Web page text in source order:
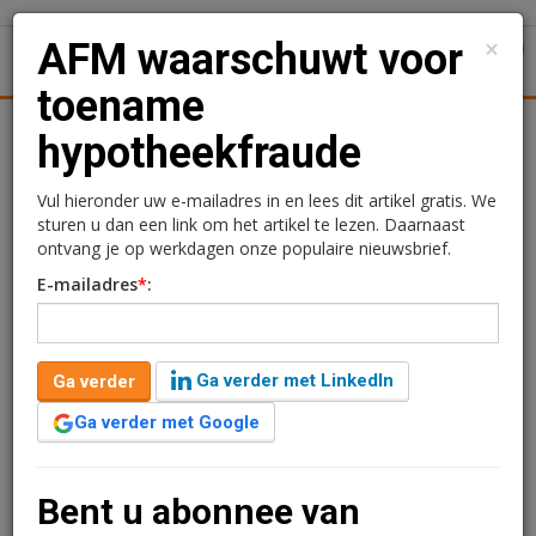
Nieuws Uitgelicht Achtergronden Woningmarkt
AFM waarschuwt voor
toename
hypotheekfraude
Redactie
25 juni 2025 om 14:25
één jaar geleden aangepast
1 minuut leestijd
De Autoriteit Financiële Markten signaleert een stijging
intermediairs op tot extra waakzaamheid. Ook voor
×
AFM waarschuwt voor
toename
hypotheekfraude
Vul hieronder uw e-mailadres in en lees dit artikel gratis. We
sturen u dan een link om het artikel te lezen. Daarnaast
ontvang je op werkdagen onze populaire nieuwsbrief.
E-mailadres*:
Ga verder
Ga verder met LinkedIn
Ga verder met Google
Bent u abonnee van